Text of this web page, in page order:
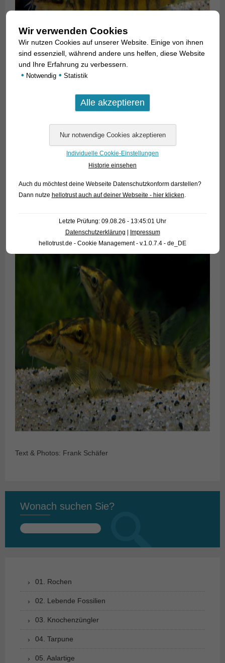
unsere Kunden: die Tiere haben Code 405053 auf unserer
Bitte beachten Sie, dass wir ausschließlich den Großhandel
Text & Photos: Frank Schäfer
Wonach suchen Sie?
Suchen
01. Rochen
02. Lebende Fossilien
03. Knochenzüngler
04. Tarpune
05. Aalartige
Wir verwenden Cookies
Wir nutzen Cookies auf unserer Website. Einige von ihnen
sind essenziell, während andere uns helfen, diese Website
und Ihre Erfahrung zu verbessern.
• Notwendig • Statistik
Individuelle Cookie-Einstellungen
Historie einsehen
Auch du möchtest deine Webseite Datenschutzkonform darstellen?
Dann nutze hellotrust auch auf deiner Webseite - hier klicken.
Letzte Prüfung: 09.08.26 - 13:45:01 Uhr
Datenschutzerklärung
Impressum
hellotrust.de - Cookie Management - v.1.0.7.4 - de_DE